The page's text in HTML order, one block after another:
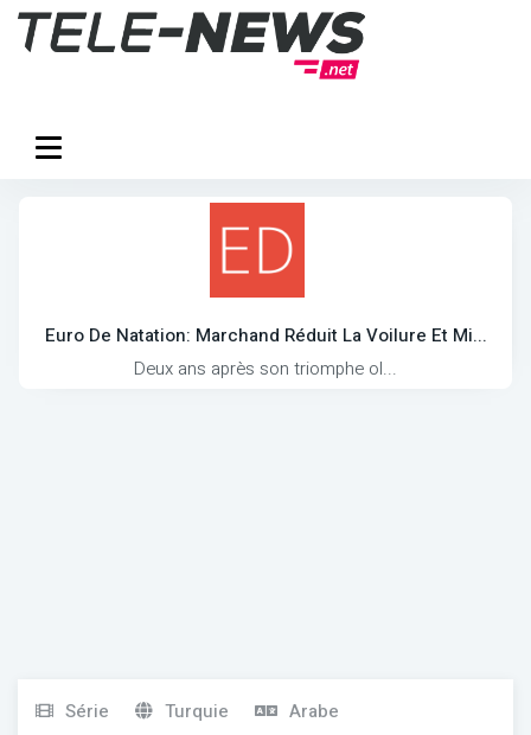
Euro De Natation: Marchand Réduit La Voilure Et Mi...
Deux ans après son triomphe ol...
Série Turquie Arabe